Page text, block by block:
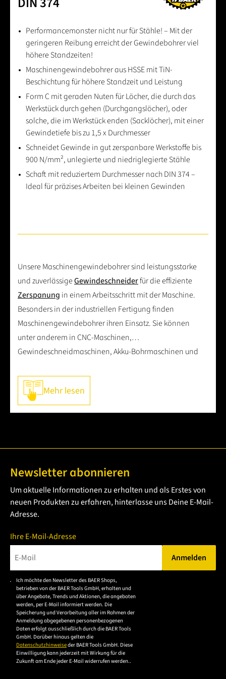
Performancemonster nicht nur für Stähle! – Mit der
geringeren Reibung erreicht der Gewindebohrer viel
höhere Standzeiten!
Maschinengewindebohrer aus HSSE mit TiN-
Beschichtung für höhere Standzeit und Leistung
Form C mit geraden Nuten für Löcher, die durch das
Werkstück durch gehen (Durchgangslöcher), oder
solche, die im Werkstück enden (Sacklöcher), mit einer
Gewindetiefe bis zu 1,5 x Durchmesser
Schneidet Gewinde in gut zerspanbare Werkstoffe bis
900 N/mm², unlegierte und niedriglegierte Stähle
Schaft mit reduziertem Durchmesser nach DIN 374 –
Ideal für präzises Arbeiten bei kleinen Gewinden
Unsere Maschinengewindebohrer sind leistungsstarke
und zuverlässigeGewindeschneiderfür die effiziente
Zerspanung in einem Arbeitsschritt mit der Maschine.
Besonders in der industriellen Fertigung finden
Maschinengewindebohrer ihren Einsatz. Sie können
unter anderem in CNC-Maschinen,
Gewindeschneidmaschinen, Akku-Bohrmaschinen und
werden. Da sie eine hohe Effizienz und niedrige
Produktionskosten auszeichnet, werden sie häufig in der
Serienproduktion verwendet. Das
mit Einschnittgewindebohrern vergleichen, ist jedoch für
den Einsatz mit der Maschine ausgelegt.
Der Maschinengewindeschneider kann für
Durchgangslöcherund für Sacklöcher verwendet
werden, da der kurzeAnschnittund die gerade
bleibt und nicht abtransportiert wird.
Jeder Werkstoff zeigt ein individuelles Spanverhalten.
Deshalb müssen
Spanwinkel besitzen und – für noch bessere Ergebnisse –
eine besonders behandelte Oberfläche haben. Nur so
erfolgt ein guter Spantransport und es entsteht ein
lehrenhaltigesGewinde.
Die hohe Qualität des kobaltlegierte
verwenden, sorgt dafür, dass unsere Werkzeuge äußerst
langlebig und robust sind. Durch spezielle Härteprozesse
Mehr lesen
Newsletter abonnieren
Um aktuelle Informationen zu erhalten und als Erstes von
neuen Produkten zu erfahren, hinterlasse uns Deine E-Mail-
Adresse.
Ihre E-Mail-Adresse
Bitte geben Sie eine gültige E-Mail-Adresse ein.
Anmelden
Ich möchte den Newsletter des BAER Shops,
betrieben von der BAER Tools GmbH, erhalten und
über Angebote, Trends und Aktionen, die angeboten
werden, per E-Mail informiert werden. Die
Speicherung und Verarbeitung aller im Rahmen der
Anmeldung abgegebenen personenbezogenen
Daten erfolgt ausschließlich durch die BAER Tools
GmbH. Darüber hinaus gelten die
Datenschutzhinweiseder BAER Tools GmbH. Diese
Einwilligung kann jederzeit mit Wirkung für die
Zukunft am Ende jeder E-Mail widerrufen werden..